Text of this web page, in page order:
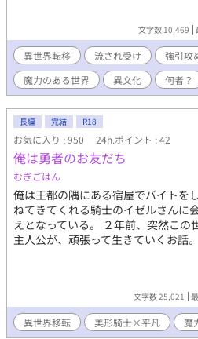
文字数 10,469
異世界転移 流され受け 強引攻
魔力のある世界
異文化 何者？
長編 完結 R18
お気に入り : 950 24h.ポイント : 42
俺は勇者のお友だち
むぎごはん
俺は王都の隅にある宿屋でバイトを
ねてきてくれる騎士のイゼルさんに
えとなっている。 ２年前、突然この
主人公が、頑張って生きていくお話。
文字数 25,021
異世界移転 美形騎士×平凡 魔